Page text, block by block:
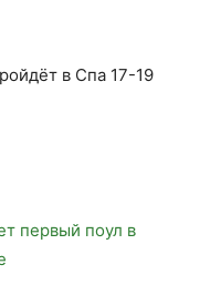
в Спа 17-19
первый поул в